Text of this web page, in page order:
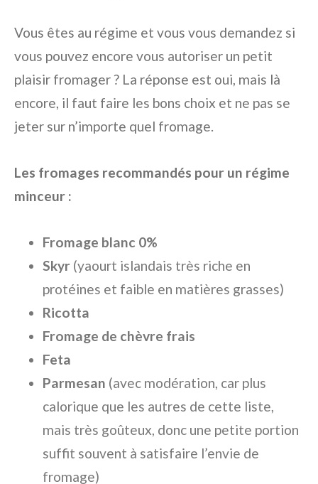
Vous êtes au régime et vous vous demandez si
vous pouvez encore vous autoriser un petit
plaisir fromager ? La réponse est oui, mais là
encore, il faut faire les bons choix et ne pas se
jeter sur n’importe quel fromage.
Les fromages recommandés pour un régime
minceur :
Fromage blanc 0%
Skyr (yaourt islandais très riche en
protéines et faible en matières grasses)
Ricotta
Fromage de chèvre frais
Feta
Parmesan (avec modération, car plus
calorique que les autres de cette liste,
mais très goûteux, donc une petite portion
suffit souvent à satisfaire l’envie de
fromage)